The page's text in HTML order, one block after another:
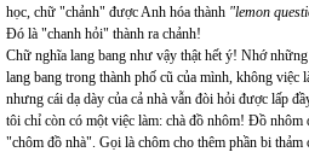
học, chữ "chảnh" được Anh hóa thành "lemon
Đó là "chanh hỏi" thành ra chảnh!
Chữ nghĩa lang bang như vậy thật hết ý! Nhớ
lang bang trong thành phố cũ của mình, không việc
nhưng cái dạ dày của cả nhà vẫn đòi hỏi được lấp
tôi chỉ còn có một việc làm: chà đồ nhôm! Đồ nhôm
"chôm đồ nhà". Gọi là chôm cho thêm phần bi